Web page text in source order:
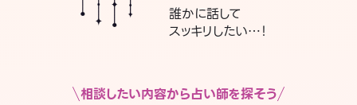
誰かに話して
スッキリしたい…！
相談したい内容から占い師を探そう